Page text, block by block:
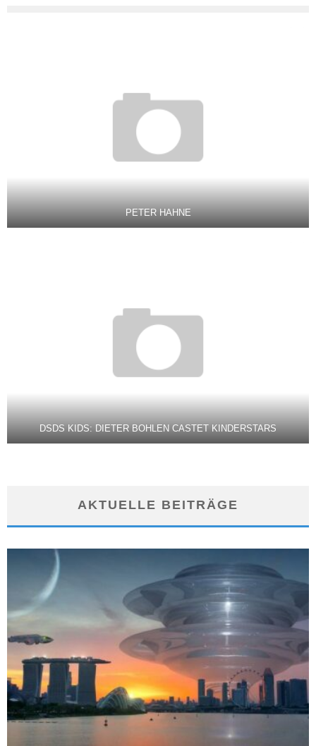
PETER HAHNE
DSDS KIDS: DIETER BOHLEN CASTET KINDERSTARS
AKTUELLE BEITRÄGE